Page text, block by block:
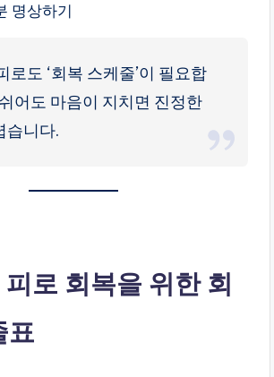
명상하기
로도 ‘회복 스케줄’이 필요합
어도 마음이 지치면 진정한
습니다.
로 회복을 위한 회
표